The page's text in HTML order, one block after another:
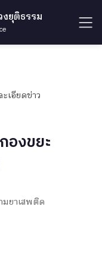
ยุติธรรม
ะเอียดข่าว
งขยะ
ยาเสพติด